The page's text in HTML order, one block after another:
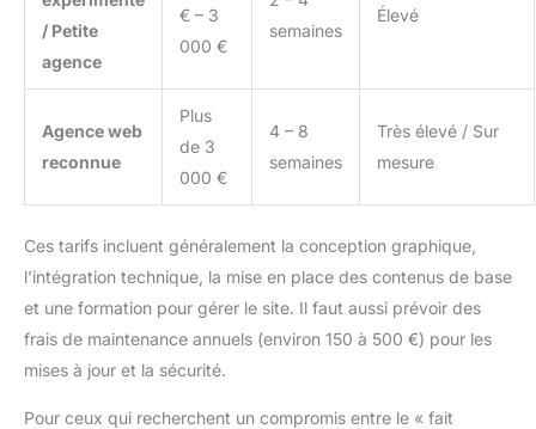
/ Petite
agence
€ – 3
000 €
semaines
Élevé
Agence web
reconnue
Plus
de 3
000 €
4 – 8
semaines
Très élevé / Sur
mesure
Ces tarifs incluent généralement la conception graphique,
l’intégration technique, la mise en place des contenus de base
et une formation pour gérer le site. Il faut aussi prévoir des
frais de maintenance annuels (environ 150 à 500 €) pour les
mises à jour et la sécurité.
Pour ceux qui recherchent un compromis entre le « fait